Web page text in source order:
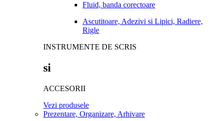
Fluid, banda corectoare
Ascutitoare, Adezivi si Lipici, Radiere,
Rigle
INSTRUMENTE DE SCRIS
si
ACCESORII
Vezi produsele
Prezentare, Organizare, Arhivare